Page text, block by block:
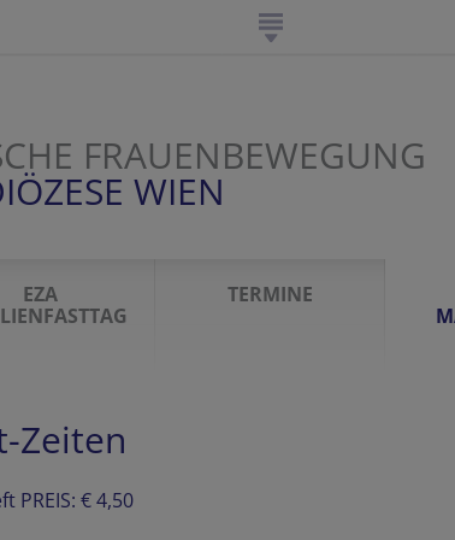
FRAUENBEWEGUNG
WIEN
EZA
TERMINE
Zeiten
PREIS: € 4,50